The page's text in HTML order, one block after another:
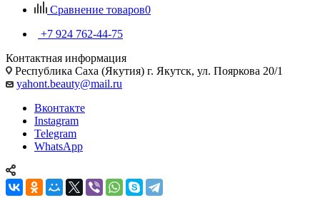
Сравнение товаров0
+7 924 762-44-75
Контактная информация
Республика Саха (Якутия) г. Якутск, ул. Пояркова 20/1
yahont.beauty@mail.ru
Вконтакте
Instagram
Telegram
WhatsApp